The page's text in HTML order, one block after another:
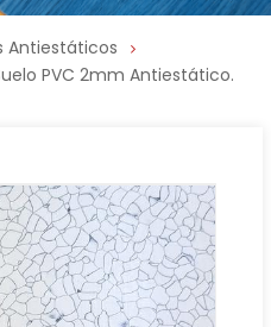
Antiestáticos
PVC 2mm Antiestático.